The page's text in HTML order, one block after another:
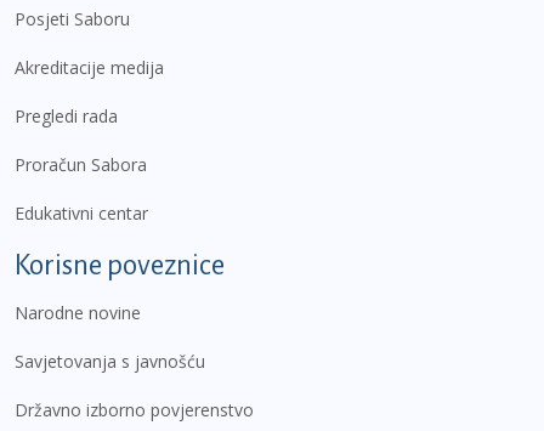
Posjeti Saboru
Akreditacije medija
Pregledi rada
Proračun Sabora
Edukativni centar
Korisne poveznice
Narodne novine
Savjetovanja s javnošću
Državno izborno povjerenstvo